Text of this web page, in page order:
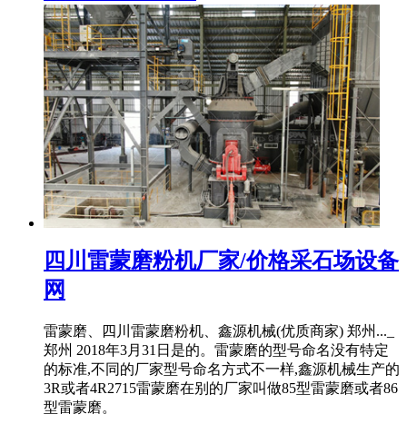
四川雷蒙磨粉机厂家/价格采石场设备
网
雷蒙磨、四川雷蒙磨粉机、鑫源机械(优质商家) 郑州..._
郑州 2018年3月31日是的。雷蒙磨的型号命名没有特定
的标准,不同的厂家型号命名方式不一样,鑫源机械生产的
3R或者4R2715雷蒙磨在别的厂家叫做85型雷蒙磨或者86
型雷蒙磨。